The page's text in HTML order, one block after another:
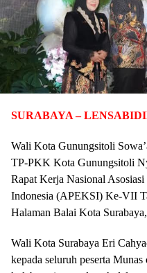
SURABAYA –
Wali Kota Gunungsitoli
TP-PKK Kota Gunungsitoli
Rapat Kerja Nasional
Indonesia (APEKSI) Ke-VII
Halaman Balai Kota
Wali Kota Surabaya Eri
kepada seluruh peserta